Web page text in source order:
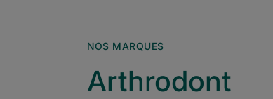
NOS MARQUES
Arthrodont